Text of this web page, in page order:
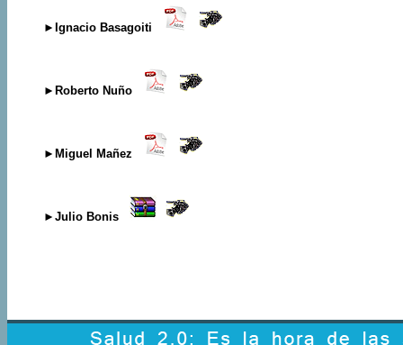
►Ignacio Basagoiti
►Roberto Nuño
►Miguel Mañez
►Julio Bonis